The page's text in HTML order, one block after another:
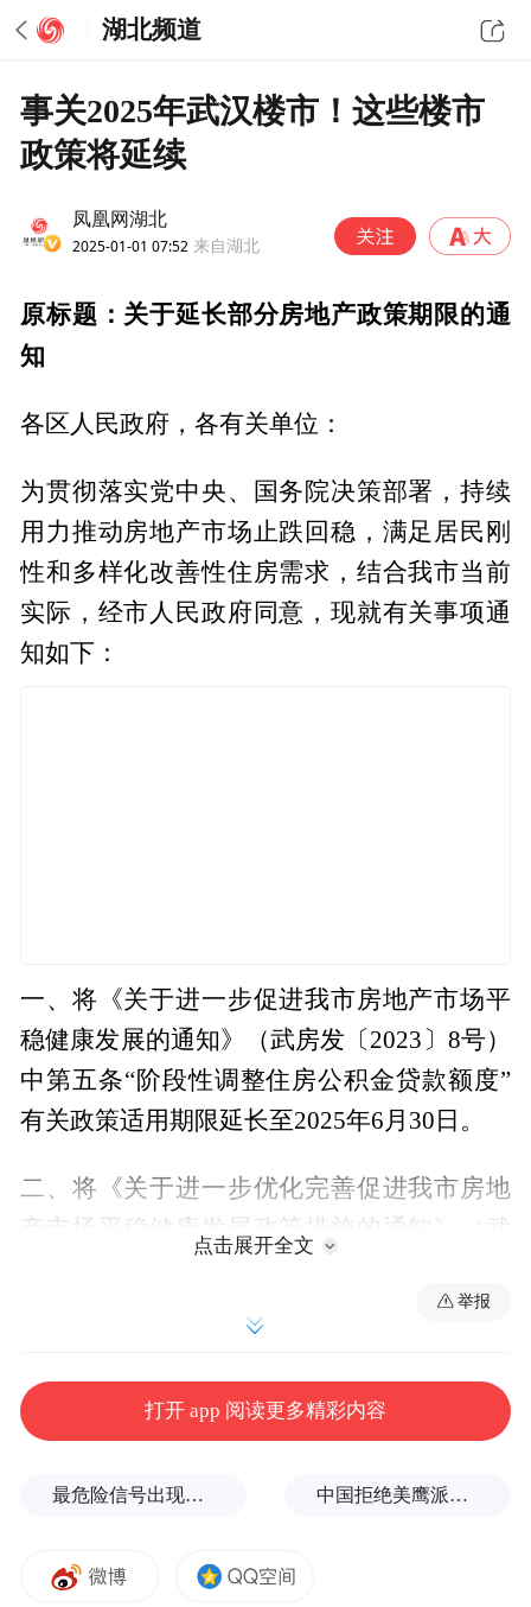
湖北频道
事关2025年武汉楼市！这些楼市
政策将延续
凤凰网湖北
2025-01-01 07:52 来自湖北
原标题：关于延长部分房地产政策期限的通
知
各区人民政府，各有关单位：
为贯彻落实党中央、国务院决策部署，持续
用力推动房地产市场止跌回稳，满足居民刚
性和多样化改善性住房需求，结合我市当前
实际，经市人民政府同意，现就有关事项通
知如下：
一、将《关于进一步促进我市房地产市场平
稳健康发展的通知》（武房发〔2023〕8号）
中第五条“阶段性调整住房公积金贷款额度”
有关政策适用期限延长至2025年6月30日。
二、将《关于进一步优化完善促进我市房地
产市场平稳健康发展政策措施的通知》（武
新’交易新模式”、第八条“优化新建商品房项
6月30日。
健康发展的通知》（武住更发〔2024〕13
准”、第二条“给予阶段性购房优惠支持”有关
点击展开全文
举报
打开 app 阅读更多精彩内容
最危险信号出现！全球能源大动脉岌岌可危 中国拒绝美鹰派副防长访华？弦外之音被热议